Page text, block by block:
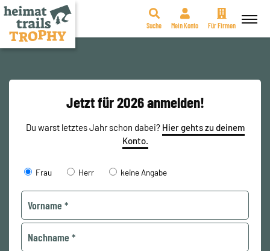
Zum
Suche Mein Konto Für Firmen
Jetzt für 2026 anmelden!
Du warst letztes Jahr schon dabei? Hier gehts zu deinem
Konto.
Frau Herr keine Angabe